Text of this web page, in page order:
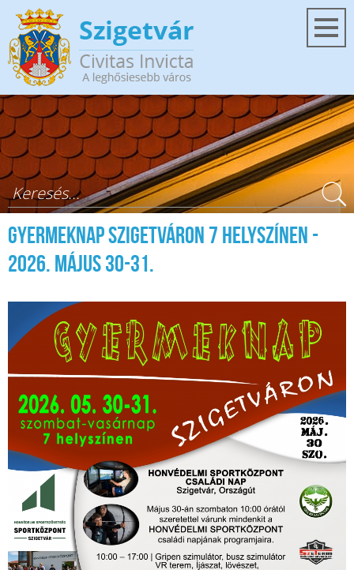
Ugrás a tartalomra
Keresés űrlap
Gyermeknap Szigetváron 7 helyszínen -
2026. május 30-31.